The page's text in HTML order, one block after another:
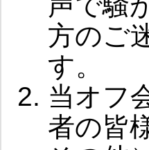
方のご
す。
当オフ
者の皆